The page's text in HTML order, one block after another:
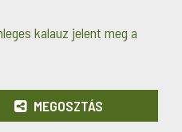
kalauz jelent meg a
MEGOSZTÁS